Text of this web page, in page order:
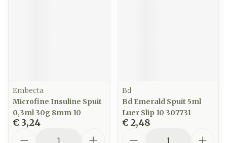
Embecta
Microfine Insuline Spuit
0,3ml 30g 8mm 10
€ 3,24
Bd
Bd Emerald Spuit 5ml
Luer Slip 10 307731
€ 2,48